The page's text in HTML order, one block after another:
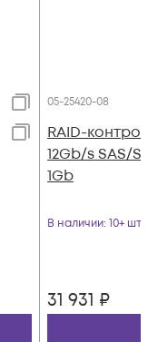
05-25420-08
RAID-
12Gb/s SAS/
1Gb
В наличии: 10+ шт
31 931 ₽